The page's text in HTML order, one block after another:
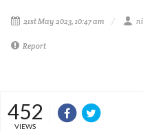
21st May 2023, 10:47 am
Report
452
VIEWS